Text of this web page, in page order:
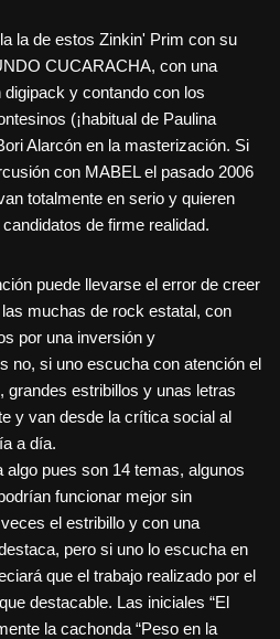
la de estos Zinkin' Prim con su
CUCARACHA, con una
y contando con los
(¡habitual de Paulina
Alarcón en la masterización. Si
con MABEL el pasado 2006
totalmente en serio y quieren
de firme realidad.
puede llevarse el error de creer
muchas de rock estatal, con
por una inversión y
no, si uno escucha con atención el
grandes estribillos y unas letras
y van desde la crítica social al
a día.
pues son 14 temas, algunos
funcionar mejor sin
el estribillo y con una
pero si uno lo escucha en
que el trabajo realizado por el
destacable. Las iniciales “El
la cachonda “Peso en la